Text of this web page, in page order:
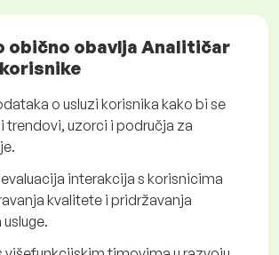
obično obavlja Analitičar
o usluzi korisnika kako bi se
trendovi, uzorci i područja za
interakcija s korisnicima
kvalitete i pridržavanja